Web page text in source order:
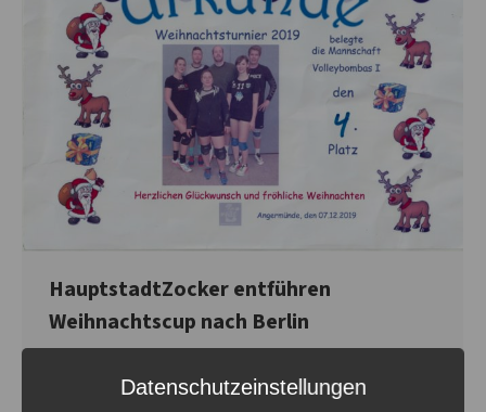
HauptstadtZocker entführen
Weihnachtscup nach Berlin
HauptstadtZocker entführen Weihnachtscup nach Berlin
Datenschutzeinstellungen